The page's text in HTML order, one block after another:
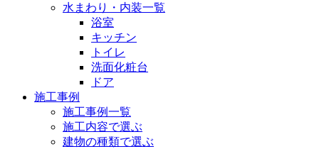
水まわり・内装一覧
浴室
キッチン
トイレ
洗面化粧台
ドア
施工事例
施工事例一覧
施工内容で選ぶ
建物の種類で選ぶ